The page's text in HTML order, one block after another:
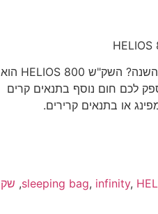
מחפשים פתרון לשינה נוחה ויעילה בכל עונות השנה? השק"ש HELIOS 800 הוא
לכם חום נוסף בתנאים קרים
או בתנאים קרירים.
sleeping bag, infinity,
, שק